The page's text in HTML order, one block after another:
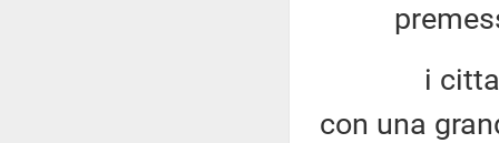
i cittadini
con una